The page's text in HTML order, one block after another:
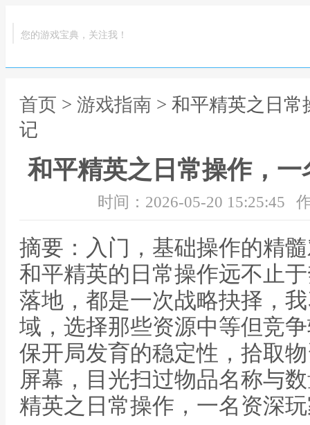
您的游戏宝典，关注我！
首页 > 游戏指南 > 和平精英之日
记
和平精英之日常操作，
时间：2026-05-20 15:25:45
摘要：入门，基础操作的精
和平精英的日常操作远不止
落地，都是一次战略抉择，
域，选择那些资源中等但竞
保开局发育的稳定性，拾取
屏幕，目光扫过物品名称与
精英之日常操作，一名资深